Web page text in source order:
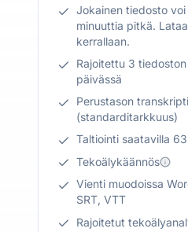
Jokainen tiedosto
minuuttia pitkä.
kerrallaan.
Rajoitettu 3
päivässä
Perustason
(standarditarkkuus)
Taltiointi saatavilla
Tekoälykäännös
Vienti muodoissa
SRT, VTT
Rajoitetut